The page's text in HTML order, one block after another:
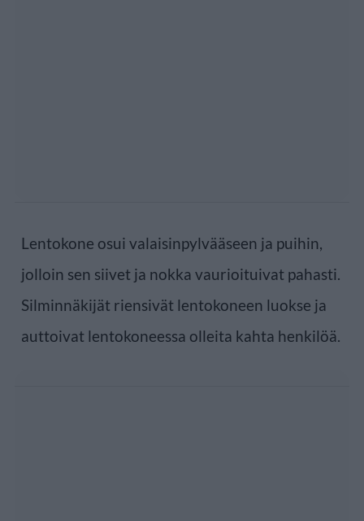
Lentokone osui valaisinpylvääseen ja puihin,
jolloin sen siivet ja nokka vaurioituivat pahasti.
Silminnäkijät riensivät lentokoneen luokse ja
auttoivat lentokoneessa olleita kahta henkilöä.